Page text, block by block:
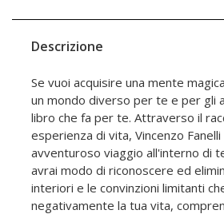
Descrizione
Se vuoi acquisire una mente
un mondo diverso per te e per gli
libro che fa per te. Attraverso il
esperienza di vita, Vincenzo
avventuroso viaggio all'interno di
avrai modo di riconoscere ed
interiori e le convinzioni limitanti
negativamente la tua vita,